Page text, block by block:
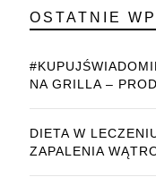
OSTATNIE
NA GRILLA –
DIETA W
ZAPALENIA